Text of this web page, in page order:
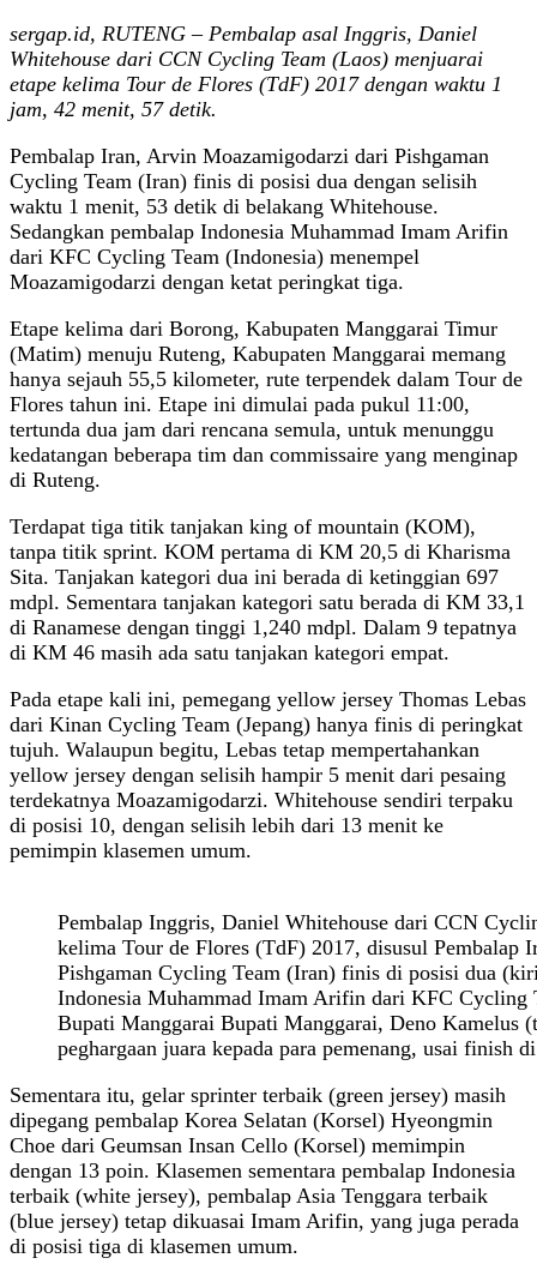
sergap.id, RUTENG – Pembalap asal Inggris, Daniel
Whitehouse dari CCN Cycling Team (Laos) menjuarai
etape kelima Tour de Flores (TdF) 2017 dengan waktu 1
jam, 42 menit, 57 detik.
Pembalap Iran, Arvin Moazamigodarzi dari Pishgaman
Cycling Team (Iran) finis di posisi dua dengan selisih
waktu 1 menit, 53 detik di belakang Whitehouse.
Sedangkan pembalap Indonesia Muhammad Imam Arifin
dari KFC Cycling Team (Indonesia) menempel
Moazamigodarzi dengan ketat peringkat tiga.
Etape kelima dari Borong, Kabupaten Manggarai Timur
(Matim) menuju Ruteng, Kabupaten Manggarai memang
hanya sejauh 55,5 kilometer, rute terpendek dalam Tour de
Flores tahun ini. Etape ini dimulai pada pukul 11:00,
tertunda dua jam dari rencana semula, untuk menunggu
kedatangan beberapa tim dan commissaire yang menginap
di Ruteng.
Terdapat tiga titik tanjakan king of mountain (KOM),
tanpa titik sprint. KOM pertama di KM 20,5 di Kharisma
Sita. Tanjakan kategori dua ini berada di ketinggian 697
mdpl. Sementara tanjakan kategori satu berada di KM 33,1
di Ranamese dengan tinggi 1,240 mdpl. Dalam 9 tepatnya
di KM 46 masih ada satu tanjakan kategori empat.
Pada etape kali ini, pemegang yellow jersey Thomas Lebas
dari Kinan Cycling Team (Jepang) hanya finis di peringkat
tujuh. Walaupun begitu, Lebas tetap mempertahankan
yellow jersey dengan selisih hampir 5 menit dari pesaing
terdekatnya Moazamigodarzi. Whitehouse sendiri terpaku
di posisi 10, dengan selisih lebih dari 13 menit ke
pemimpin klasemen umum.
Pembalap Inggris, Daniel Whitehouse dari CCN
kelima Tour de Flores (TdF) 2017, disusul Pembalap
Pishgaman Cycling Team (Iran) finis di posisi dua
Indonesia Muhammad Imam Arifin dari KFC Cycling
Bupati Manggarai Bupati Manggarai, Deno Kamelus
peghargaan juara kepada para pemenang, usai finish
Sementara itu, gelar sprinter terbaik (green jersey) masih
dipegang pembalap Korea Selatan (Korsel) Hyeongmin
Choe dari Geumsan Insan Cello (Korsel) memimpin
dengan 13 poin. Klasemen sementara pembalap Indonesia
terbaik (white jersey), pembalap Asia Tenggara terbaik
(blue jersey) tetap dikuasai Imam Arifin, yang juga perada
di posisi tiga di klasemen umum.